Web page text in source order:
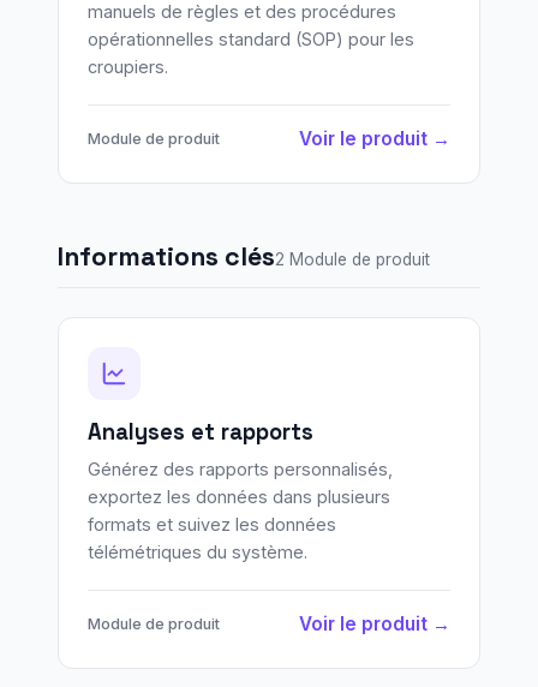
manuels de règles et des procédures
opérationnelles standard (SOP) pour les
croupiers.
Module de produit Voir le produit →
Informations clés2 Module de produit
Analyses et rapports
Générez des rapports personnalisés,
exportez les données dans plusieurs
formats et suivez les données
télémétriques du système.
Module de produit Voir le produit →